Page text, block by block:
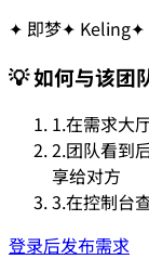
✦ 即梦✦ Keling✦
💡 如何与该团
1.在需求大
2.团队看到
享给对方
3.在控制台
登录后发布需求